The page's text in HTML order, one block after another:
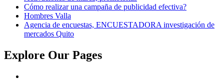
Cómo realizar una campaña de publicidad efectiva?
Hombres Valla
Agencia de encuestas, ENCUESTADORA investigación de
mercados Quito
Explore Our Pages